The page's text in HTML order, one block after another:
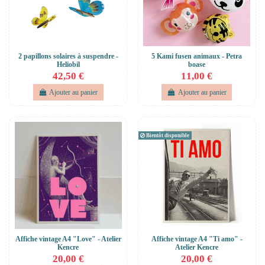
2 papillons solaires à suspendre -
Heliobil
42,50 €
Ajouter au panier
5 Kami fusen animaux - Petra
boase
11,00 €
Ajouter au panier
Affiche vintage A4 "Love" - Atelier
Kencre
20,00 €
Bientôt disponible
Affiche vintage A4 "Ti amo" -
Atelier Kencre
20,00 €